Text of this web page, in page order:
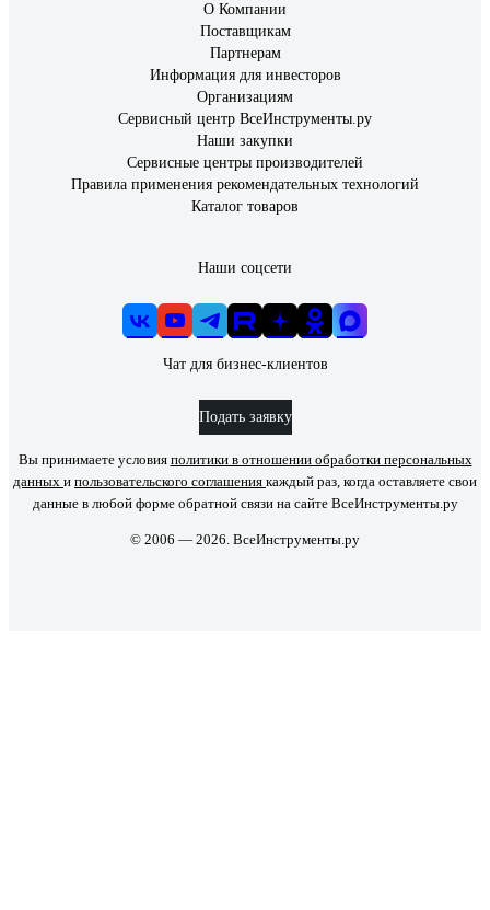
О Компании
Поставщикам
Партнерам
Информация для инвесторов
Организациям
Сервисный центр ВсеИнструменты.ру
Наши закупки
Сервисные центры производителей
Правила применения рекомендательных технологий
Каталог товаров
Наши соцсети
Чат для бизнес-клиентов
Подать заявку
Вы принимаете условия политики в отношении обработки персональных
данных и пользовательского соглашения каждый раз, когда оставляете свои
данные в любой форме обратной связи на сайте ВсеИнструменты.ру
© 2006 — 2026. ВсеИнструменты.ру